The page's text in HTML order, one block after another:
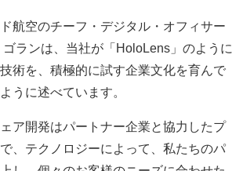
航空のチーフ・デジタル・オフィサー
ゴランは、当社が「HoloLens」のように
術を、積極的に試す企業文化を育んで
うに述べています。
ア開発はパートナー企業と協力したプ
、テクノロジーによって、私たちのパ